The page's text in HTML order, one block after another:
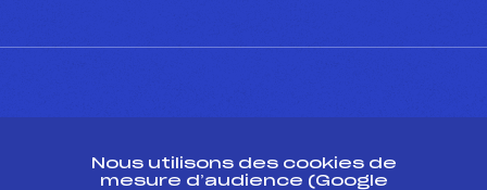
ESPACE PRESSE
Nous utilisons des cookies de
mesure d’audience (Google